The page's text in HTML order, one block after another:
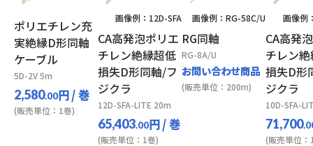
ポリエチレン充
実絶縁D形同軸
ケーブル
5D-2V 5m
2,580.00円/ 巻
(販売単位：1巻)
画像例：12D-SFA
CA高発泡ポリエ
チレン絶縁超低
損失D形同軸/フ
ジクラ
12D-SFA-LITE 20m
65,403.00円/ 巻
(販売単位：1巻)
画像例：RG-58C/U
RG同軸
RG-8A/U
お問い合わせ商品
(販売単位：200m)
画像例
CA高発
チレン
損失D形
ジクラ
10D-SFA-
71,700
(販売単位：